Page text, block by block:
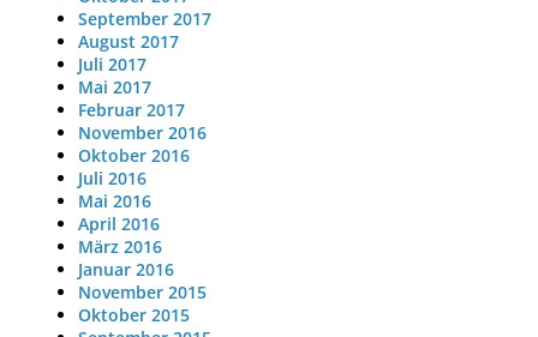
September 2017
August 2017
Juli 2017
Mai 2017
Februar 2017
November 2016
Oktober 2016
Juli 2016
Mai 2016
April 2016
März 2016
Januar 2016
November 2015
Oktober 2015